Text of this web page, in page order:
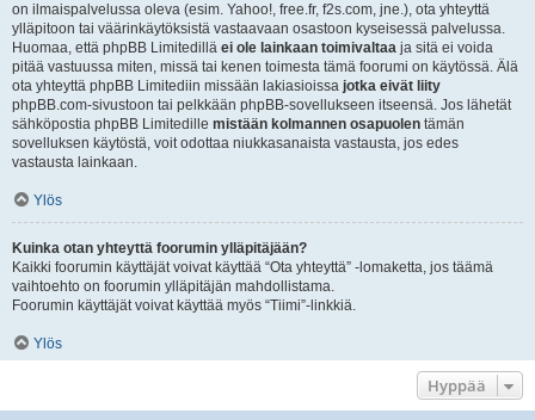
on ilmaispalvelussa oleva (esim. Yahoo!, free.fr, f2s.com, jne.), ota yhteyttä
ylläpitoon tai väärinkäytöksistä vastaavaan osastoon kyseisessä palvelussa.
Huomaa, että phpBB Limitedillä ei ole lainkaan toimivaltaa ja sitä ei voida
pitää vastuussa miten, missä tai kenen toimesta tämä foorumi on käytössä. Älä
ota yhteyttä phpBB Limitediin missään lakiasioissa jotka eivät liity
phpBB.com-sivustoon tai pelkkään phpBB-sovellukseen itseensä. Jos lähetät
sähköpostia phpBB Limitedille mistään kolmannen osapuolen tämän
sovelluksen käytöstä, voit odottaa niukkasanaista vastausta, jos edes
vastausta lainkaan.
Ylös
Kuinka otan yhteyttä foorumin ylläpitäjään?
Kaikki foorumin käyttäjät voivat käyttää “Ota yhteyttä” -lomaketta, jos täämä
vaihtoehto on foorumin ylläpitäjän mahdollistama.
Foorumin käyttäjät voivat käyttää myös “Tiimi”-linkkiä.
Ylös
Hyppää